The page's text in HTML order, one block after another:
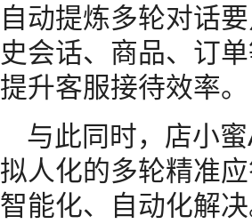
自动提炼多轮对话
史会话、商品、订
提升客服接待效率
与此同时，店小
拟人化的多轮精准
智能化、自动化解